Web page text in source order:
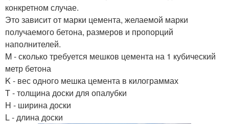
конкретном случае.
Это зависит от марки цемента, желаемой марки
получаемого бетона, размеров и пропорций
наполнителей.
M - сколько требуется мешков цемента на 1 кубический
метр бетона
K - вес одного мешка цемента в килограммах
T - толщина доски для опалубки
H - ширина доски
L - длина доски